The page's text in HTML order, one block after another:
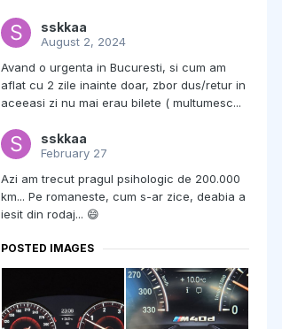
sskkaa
August 2, 2024
Avand o urgenta in Bucuresti, si cum am
aflat cu 2 zile inainte doar, zbor dus/retur in
aceeasi zi nu mai erau bilete ( multumesc...
sskkaa
February 27
Azi am trecut pragul psihologic de 200.000
km... Pe romaneste, cum s-ar zice, deabia a
iesit din rodaj... 😄
POSTED IMAGES